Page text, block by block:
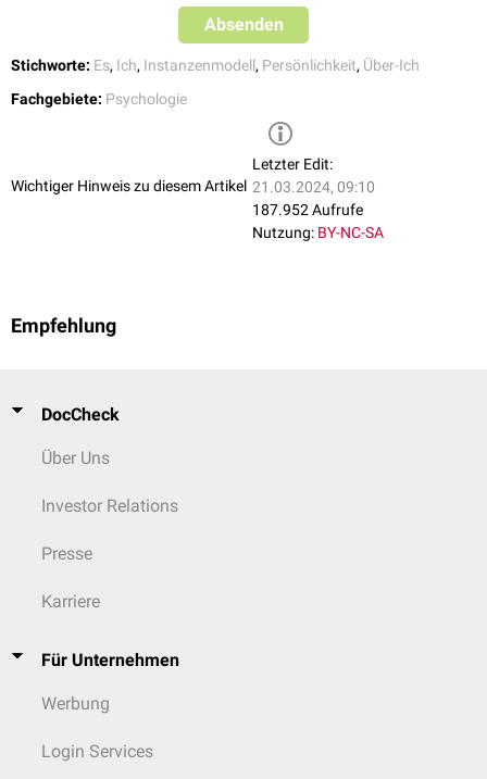
Absenden
Stichworte: Es, Ich, Instanzenmodell, Persönlichkeit, Über-Ich
Fachgebiete: Psychologie
Wichtiger Hinweis zu diesem Artikel
Letzter Edit:
21.03.2024, 09:10
187.952 Aufrufe
Nutzung: BY-NC-SA
Empfehlung
DocCheck
Über Uns
Investor Relations
Presse
Karriere
Für Unternehmen
Werbung
Login Services